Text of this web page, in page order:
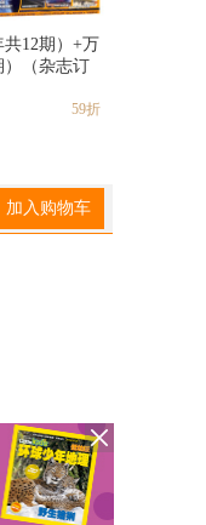
12期）+万
）（杂志订
59折
加入购物车